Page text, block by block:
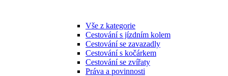
Vše z kategorie
Cestování s jízdním kolem
Cestování se zavazadly
Cestování s kočárkem
Cestování se zvířaty
Práva a povinnosti